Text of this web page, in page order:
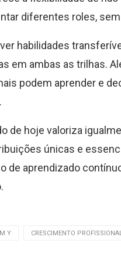
diferentes roles,
habilidades
em ambas as trilhas.
podem aprender e
de hoje valoriza
únicas e
de aprendizado
Y CRESCIMENTO